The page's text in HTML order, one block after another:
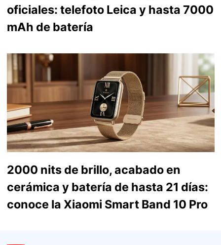
oficiales: telefoto Leica y hasta 7000
mAh de batería
2000 nits de brillo, acabado en
cerámica y batería de hasta 21 días:
conoce la Xiaomi Smart Band 10 Pro